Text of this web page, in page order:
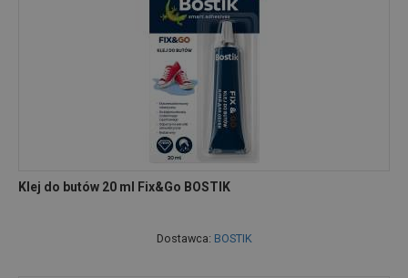
Klej do butów 20 ml Fix&Go BOSTIK
Dostawca: BOSTIK